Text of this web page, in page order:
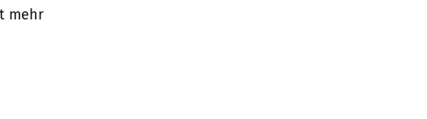
mehr